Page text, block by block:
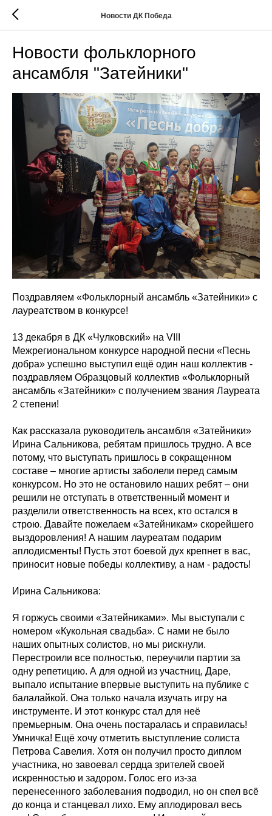
Новости ДК Победа
Новости фольклорного
ансамбля "Затейники"
Поздравляем «Фольклорный ансамбль «Затейники» с
лауреатством в конкурсе!
13 декабря в ДК «Чулковский» на VIII
Межрегиональном конкурсе народной песни «Песнь
добра» успешно выступил ещё один наш коллектив -
поздравляем Образцовый коллектив «Фольклорный
ансамбль «Затейники» с получением звания Лауреата
2 степени!
Как рассказала руководитель ансамбля «Затейники»
Ирина Сальникова, ребятам пришлось трудно. А все
потому, что выступать пришлось в сокращенном
составе – многие артисты заболели перед самым
конкурсом. Но это не остановило наших ребят – они
решили не отступать в ответственный момент и
разделили ответственность на всех, кто остался в
строю. Давайте пожелаем «Затейникам» скорейшего
выздоровления! А нашим лауреатам подарим
аплодисменты! Пусть этот боевой дух крепнет в вас,
приносит новые победы коллективу, а нам - радость!
Ирина Сальникова:
Я горжусь своими «Затейниками». Мы выступали с
номером «Кукольная свадьба». С нами не было
наших опытных солистов, но мы рискнули.
Перестроили все полностью, переучили партии за
одну репетицию. А для одной из участниц, Даре,
выпало испытание впервые выступить на публике с
балалайкой. Она только начала изучать игру на
инструменте. И этот конкурс стал для неё
премьерным. Она очень постаралась и справилась!
Умничка! Ещё хочу отметить выступление солиста
Петрова Савелия. Хотя он получил просто диплом
участника, но завоевал сердца зрителей своей
искренностью и задором. Голос его из-за
перенесенного заболевания подводил, но он спел всё
до конца и станцевал лихо. Ему аплодировал весь